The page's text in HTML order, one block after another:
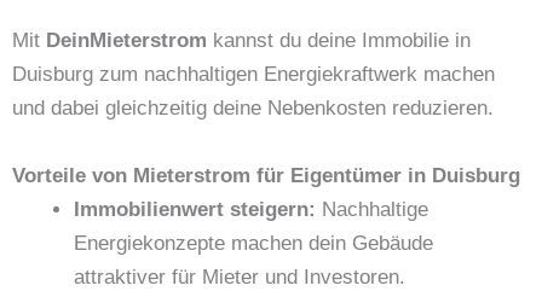
Mit DeinMieterstrom kannst du deine Immobilie in
Duisburg zum nachhaltigen Energiekraftwerk machen
und dabei gleichzeitig deine Nebenkosten reduzieren.
Vorteile von Mieterstrom für Eigentümer in Duisburg
Immobilienwert steigern: Nachhaltige
Energiekonzepte machen dein Gebäude
attraktiver für Mieter und Investoren.